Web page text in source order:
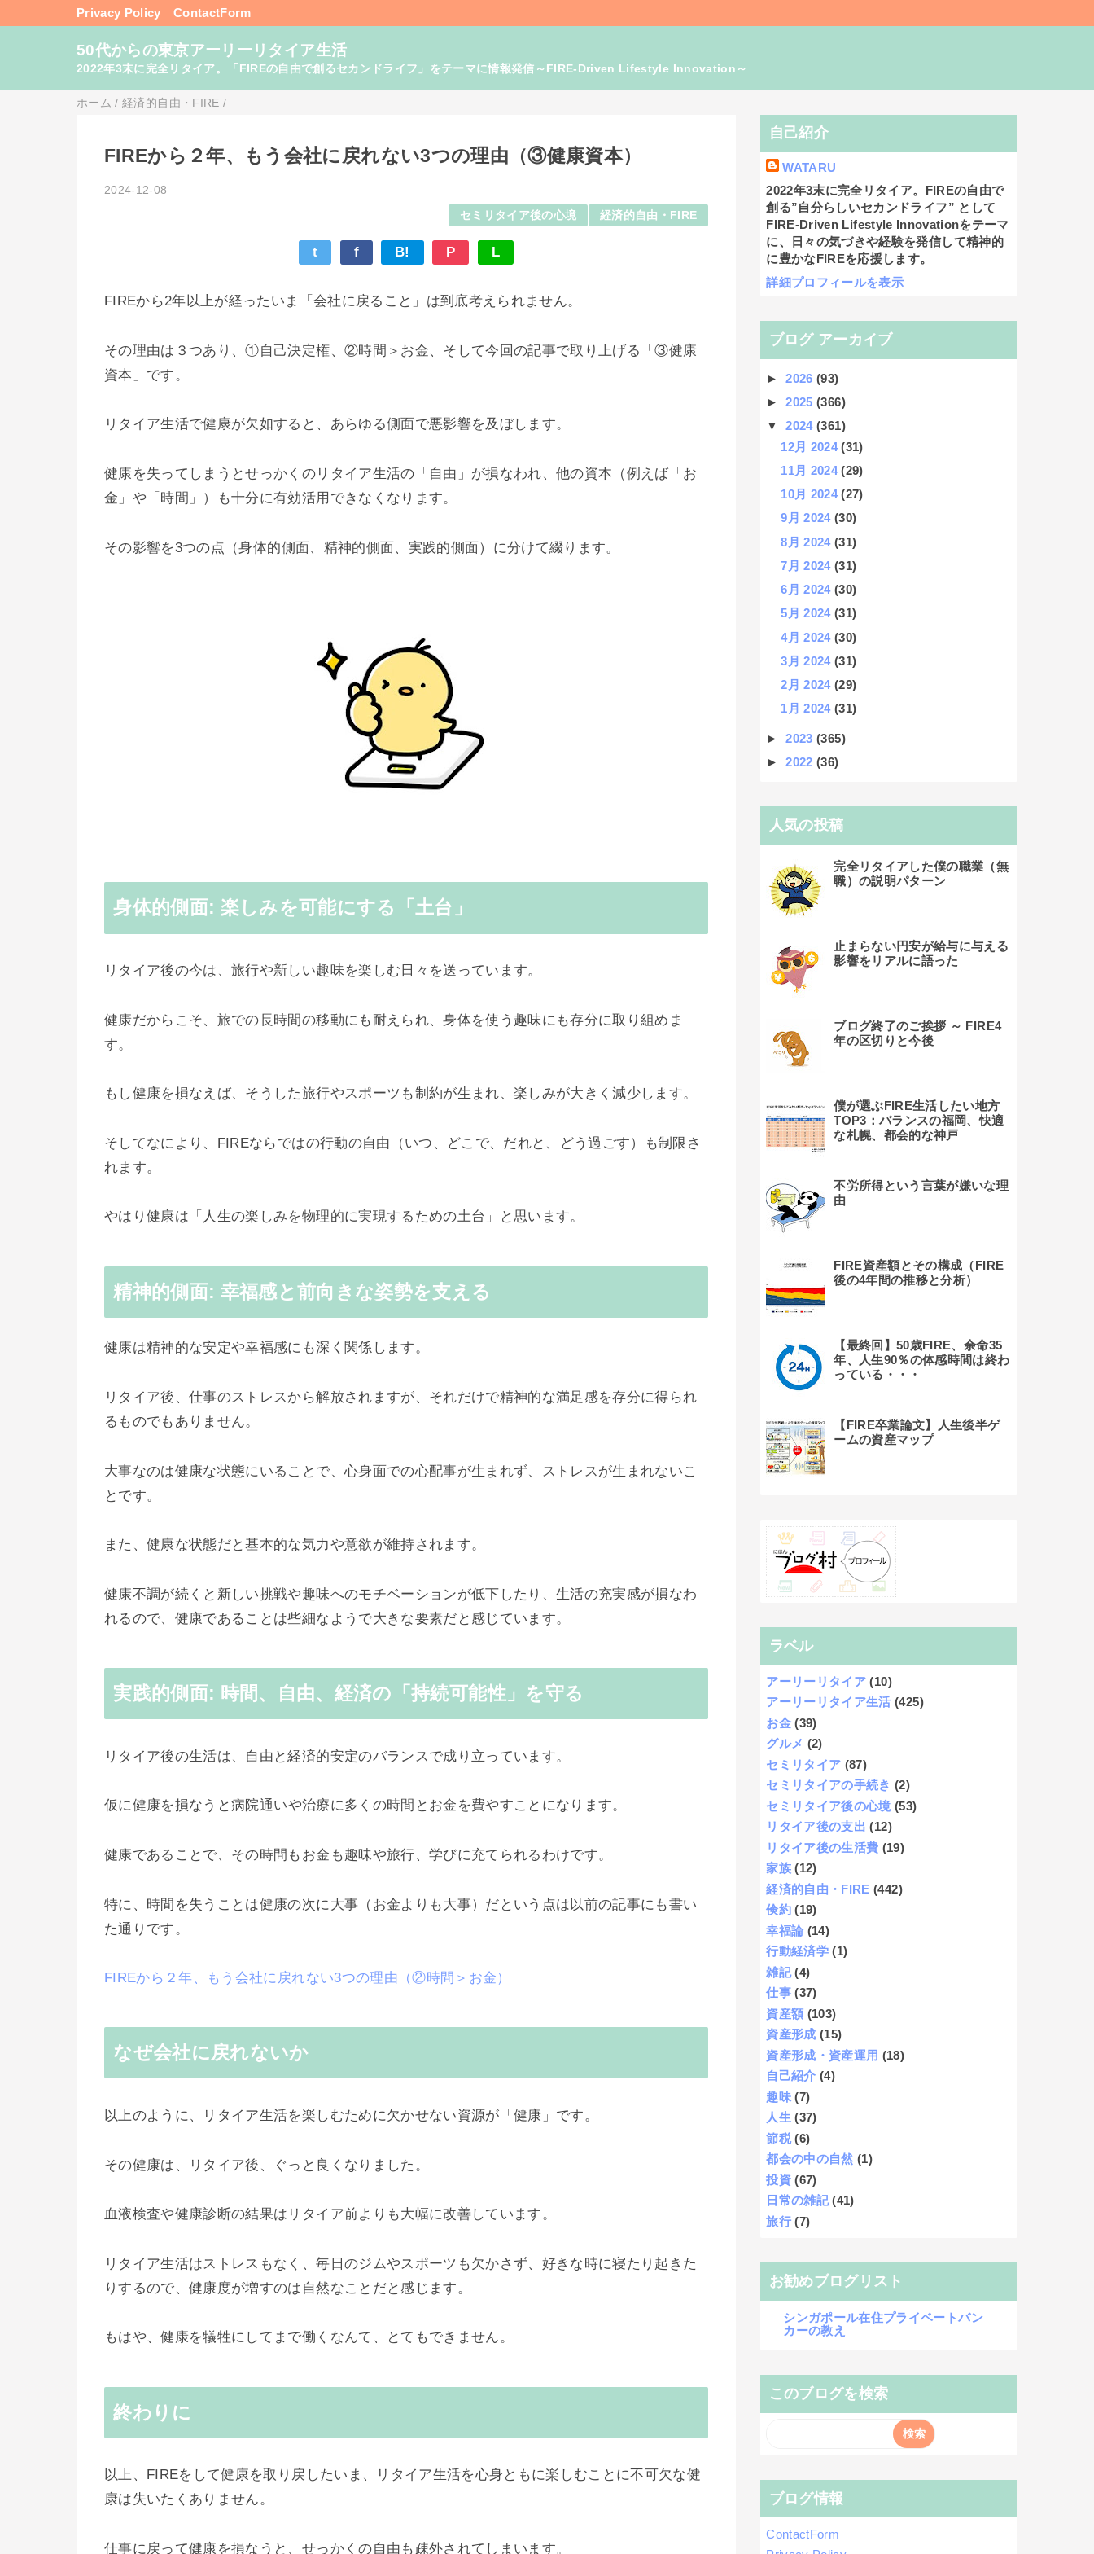
Privacy Policy ContactForm
50代からの東京アーリーリタイア生活
2022年3末に完全リタイア。「FIREの自由で創るセカンドライフ」をテーマに情報発信～FIRE-Driven Lifestyle Innovation～
ホーム /経済的自由・FIRE /
FIREから２年、もう会社に戻れない3つの理由（③健康資本）
2024-12-08
セミリタイア後の心境 経済的自由・FIRE
t f B! P L
FIREから2年以上が経ったいま「会社に戻ること」は到底考えられません。
その理由は３つあり、①自己決定権、②時間＞お金、そして今回の記事で取り上げる「③健康
資本」です。
リタイア生活で健康が欠如すると、あらゆる側面で悪影響を及ぼします。
健康を失ってしまうとせっかくのリタイア生活の「自由」が損なわれ、他の資本（例えば「お
金」や「時間」）も十分に有効活用できなくなります。
その影響を3つの点（身体的側面、精神的側面、実践的側面）に分けて綴ります。
身体的側面: 楽しみを可能にする「土台」
リタイア後の今は、旅行や新しい趣味を楽しむ日々を送っています。
健康だからこそ、旅での長時間の移動にも耐えられ、身体を使う趣味にも存分に取り組めま
す。
もし健康を損なえば、そうした旅行やスポーツも制約が生まれ、楽しみが大きく減少します。
そしてなにより、FIREならではの行動の自由（いつ、どこで、だれと、どう過ごす）も制限さ
れます。
やはり健康は「人生の楽しみを物理的に実現するための土台」と思います。
精神的側面: 幸福感と前向きな姿勢を支える
健康は精神的な安定や幸福感にも深く関係します。
リタイア後、仕事のストレスから解放されますが、それだけで精神的な満足感を存分に得られ
るものでもありません。
大事なのは健康な状態にいることで、心身面での心配事が生まれず、ストレスが生まれないこ
とです。
また、健康な状態だと基本的な気力や意欲が維持されます。
健康不調が続くと新しい挑戦や趣味へのモチベーションが低下したり、生活の充実感が損なわ
れるので、健康であることは些細なようで大きな要素だと感じています。
実践的側面: 時間、自由、経済の「持続可能性」を守る
リタイア後の生活は、自由と経済的安定のバランスで成り立っています。
仮に健康を損なうと病院通いや治療に多くの時間とお金を費やすことになります。
健康であることで、その時間もお金も趣味や旅行、学びに充てられるわけです。
特に、時間を失うことは健康の次に大事（お金よりも大事）だという点は以前の記事にも書い
た通りです。
FIREから２年、もう会社に戻れない3つの理由（②時間＞お金）
なぜ会社に戻れないか
以上のように、リタイア生活を楽しむために欠かせない資源が「健康」です。
その健康は、リタイア後、ぐっと良くなりました。
血液検査や健康診断の結果はリタイア前よりも大幅に改善しています。
リタイア生活はストレスもなく、毎日のジムやスポーツも欠かさず、好きな時に寝たり起きた
りするので、健康度が増すのは自然なことだと感じます。
もはや、健康を犠牲にしてまで働くなんて、とてもできません。
終わりに
以上、FIREをして健康を取り戻したいま、リタイア生活を心身ともに楽しむことに不可欠な健
康は失いたくありません。
仕事に戻って健康を損なうと、せっかくの自由も疎外されてしまいます。
自己紹介
WATARU
2022年3末に完全リタイア。FIREの自由で
創る”自分らしいセカンドライフ” として
FIRE-Driven Lifestyle Innovationをテーマ
に、日々の気づきや経験を発信して精神的
に豊かなFIREを応援します。
詳細プロフィールを表示
ブログ アーカイブ
►2026(93)
►2025(366)
▼2024(361)
12月 2024(31)
11月 2024(29)
10月 2024(27)
9月 2024(30)
8月 2024(31)
7月 2024(31)
6月 2024(30)
5月 2024(31)
4月 2024(30)
3月 2024(31)
2月 2024(29)
1月 2024(31)
►2023(365)
►2022(36)
人気の投稿
完全リタイアした僕の職業（無
職）の説明パターン
止まらない円安が給与に与える
影響をリアルに語った
ブログ終了のご挨拶 ～ FIRE4
年の区切りと今後
僕が選ぶFIRE生活したい地方
TOP3：バランスの福岡、快適
な札幌、都会的な神戸
不労所得という言葉が嫌いな理
由
FIRE資産額とその構成（FIRE
後の4年間の推移と分析）
【最終回】50歳FIRE、余命35
年、人生90％の体感時間は終わ
っている・・・
【FIRE卒業論文】人生後半ゲ
ームの資産マップ
ラベル
アーリーリタイア (10)
アーリーリタイア生活 (425)
お金 (39)
グルメ (2)
セミリタイア (87)
セミリタイアの手続き (2)
セミリタイア後の心境 (53)
リタイア後の支出 (12)
リタイア後の生活費 (19)
家族 (12)
経済的自由・FIRE (442)
倹約 (19)
幸福論 (14)
行動経済学 (1)
雑記 (4)
仕事 (37)
資産額 (103)
資産形成 (15)
資産形成・資産運用 (18)
自己紹介 (4)
趣味 (7)
人生 (37)
節税 (6)
都会の中の自然 (1)
投資 (67)
日常の雑記 (41)
旅行 (7)
お勧めブログリスト
シンガポール在住プライベートバン
カーの教え
このブログを検索
ブログ情報
ContactForm